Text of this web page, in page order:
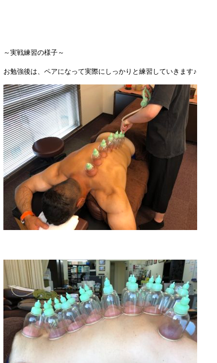
～実戦練習の様子～
お勉強後は、ペアになって実際にしっかりと練習していきます♪